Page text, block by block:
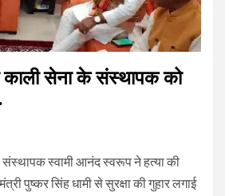
काली सेना के संस्थापक को
स्वामी आनंद स्वरूप ने हत्या की
पुष्कर सिंह धामी से सुरक्षा की गुहार लगाई